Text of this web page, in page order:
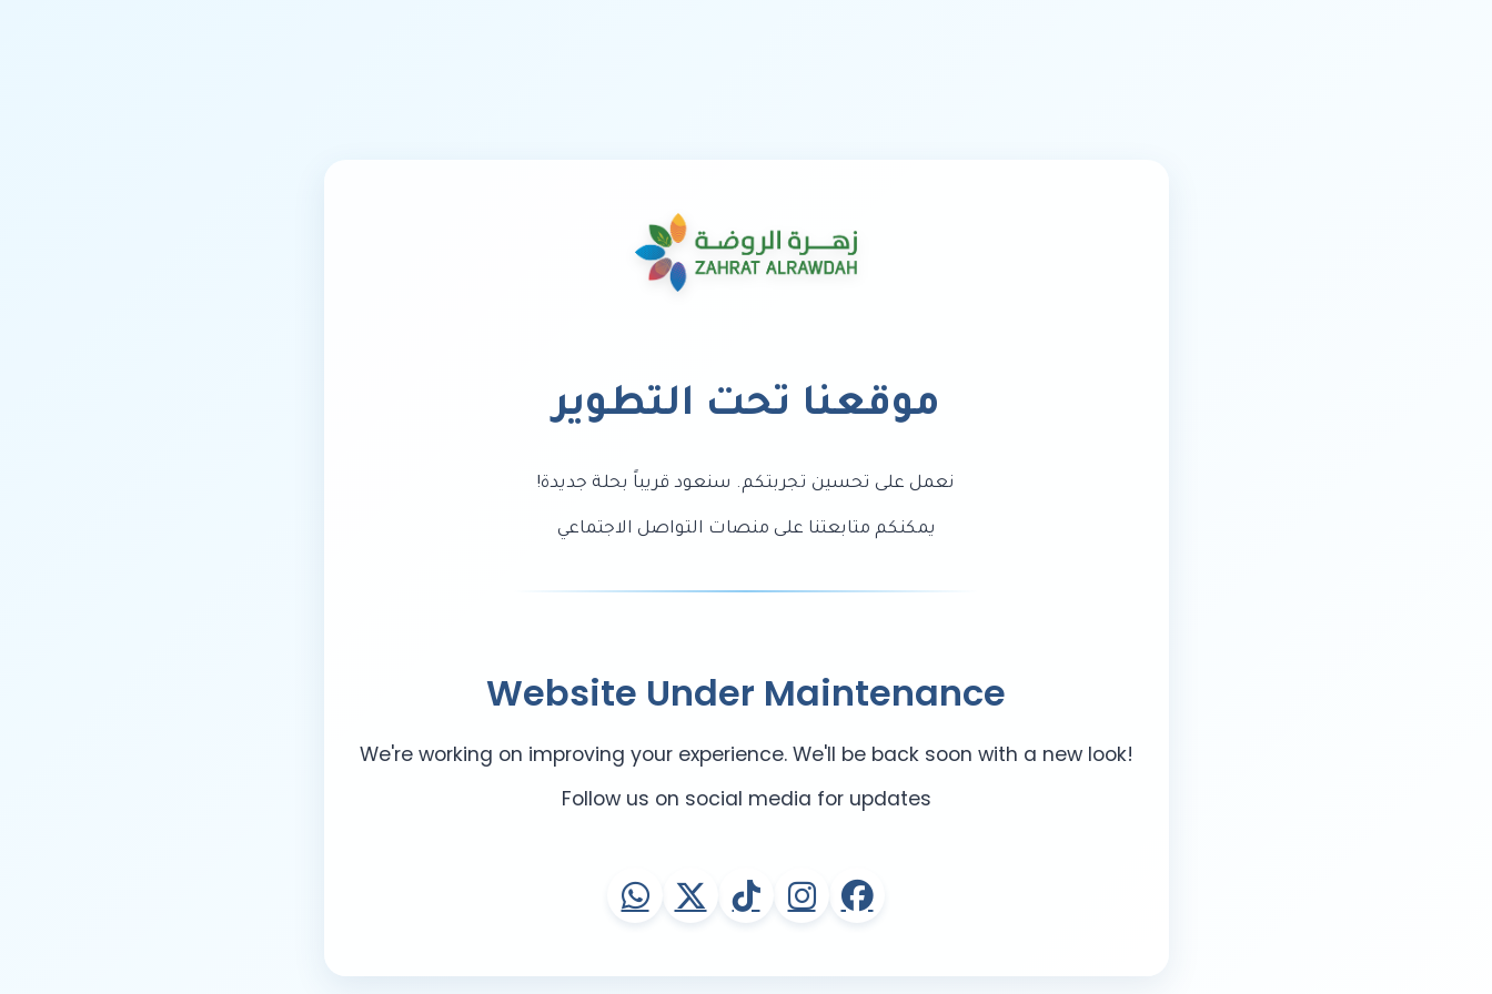
موقعنا تحت التطوير
نعمل على تحسين تجربتكم. سنعود قريباً بحلة جديدة!
يمكنكم متابعتنا على منصات التواصل الاجتماعي
Website Under Maintenance
We're working on improving your experience. We'll be back soon with a new look!
Follow us on social media for updates